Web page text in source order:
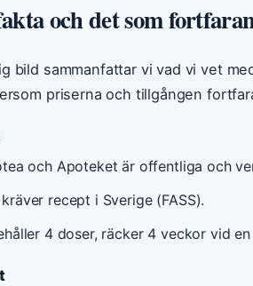
och det som
bild sammanfattar vi vad vi vet
priserna och tillgången
och Apoteket är offentliga och
recept i Sverige (FASS).
4 doser, räcker 4 veckor vid